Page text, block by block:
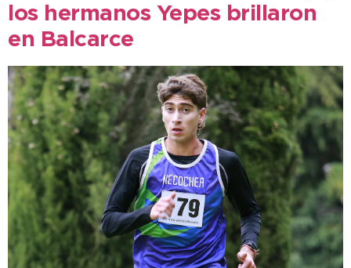
los hermanos Yepes brillaron
en Balcarce